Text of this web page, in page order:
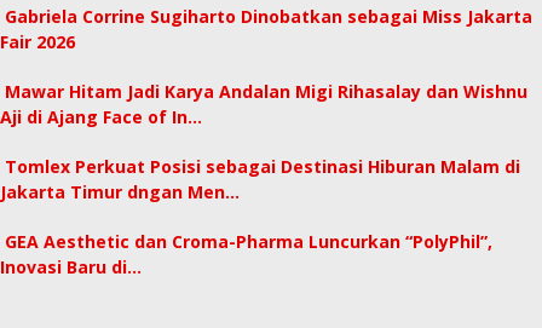
Gabriela Corrine Sugiharto Dinobatkan sebagai Miss Jakarta
Fair 2026
Mawar Hitam Jadi Karya Andalan Migi Rihasalay dan Wishnu
Aji di Ajang Face of In…
Tomlex Perkuat Posisi sebagai Destinasi Hiburan Malam di
Jakarta Timur dngan Men…
GEA Aesthetic dan Croma-Pharma Luncurkan “PolyPhil”,
Inovasi Baru di…